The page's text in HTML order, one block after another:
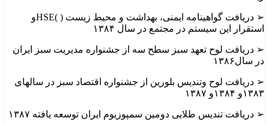
➢ دریافت گواهینامه ایمنی، بهداشت و محیط زیست ( )HSEو
استقرار این سیستم در مجتمع در سال ۱۳۸۴
➢ دریافت لوح تعهد سبز سطح سه از جشنواره مدیریت سبز ایران
در سال۱۳۸۶
➢ دریافت لوح وتندیس بلورین از جشنواره اقتصاد سبز در سالهای
۱۳۸۳و ۱۳۸۴و ۱۳۸۷
➢ دریافت تندیس طلایی دومین سمپوزیوم ایران توسعه یافته ۱۳۸۷